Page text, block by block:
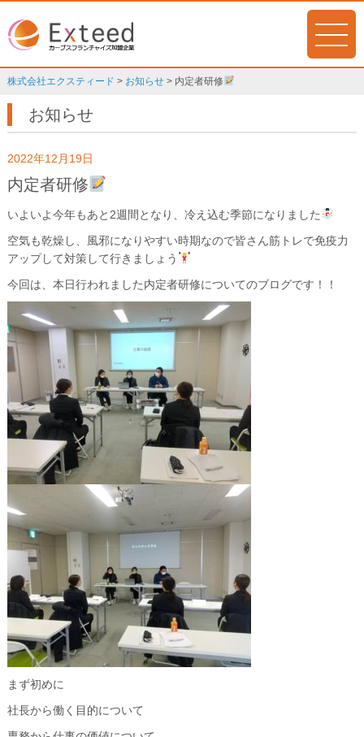
株式会社エクスティード > お知らせ> 内定者研修
お知らせ
2022年12月19日
内定者研修
いよいよ今年もあと 2週間となり、冷え込む季節になりました
空気も乾燥し、風邪になりやすい時期なので皆さん筋トレで免疫力
アップして対策して行きましょう
今回は、本日行われました内定者研修についてのブログです！！
まず初めに
社長から働く目的について